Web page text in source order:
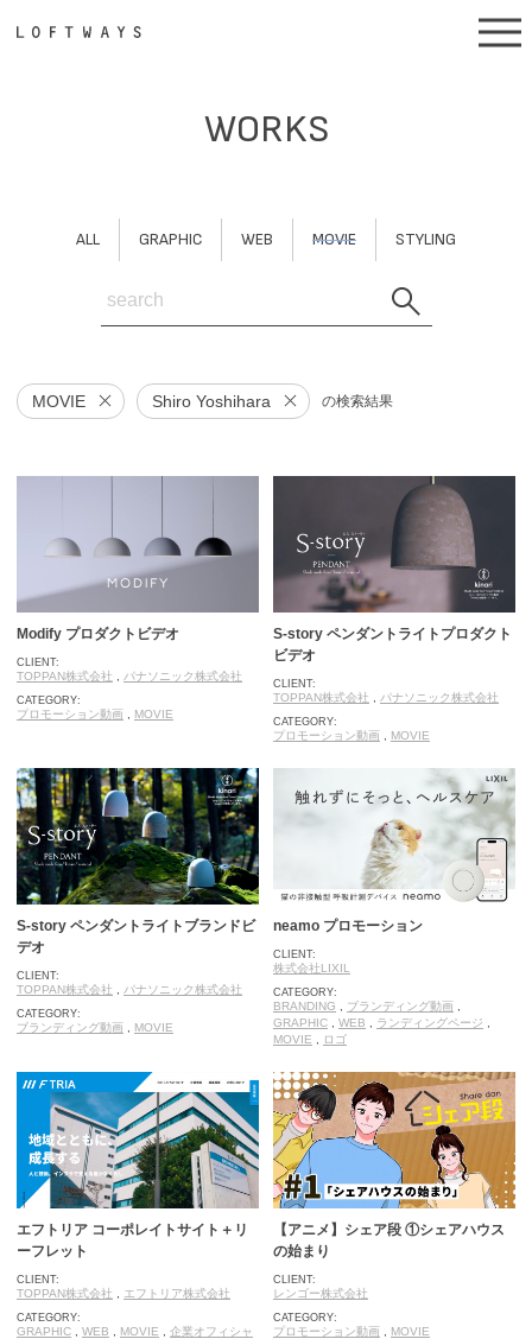
WORKS
ALL GRAPHIC WEB MOVIE STYLING
MOVIE Shiro Yoshihara の検索結果
Modify プロダクトビデオ
CLIENT:
TOPPAN株式会社 パナソニック株式会社
CATEGORY:
プロモーション動画 MOVIE
S-story ペンダントライトプロダクト
ビデオ
CLIENT:
TOPPAN株式会社 パナソニック株式会社
CATEGORY:
プロモーション動画 MOVIE
S-story ペンダントライトブランドビ
デオ
CLIENT:
TOPPAN株式会社 パナソニック株式会社
CATEGORY:
ブランディング動画 MOVIE
neamo プロモーション
CLIENT:
株式会社LIXIL
CATEGORY:
BRANDING ブランディング動画
GRAPHIC
WEB ランディングページ
MOVIE
ロゴ
エフトリア コーポレイトサイト＋リ
ーフレット
CLIENT:
TOPPAN株式会社 エフトリア株式会社
CATEGORY:
GRAPHIC WEB MOVIE
企業オフィシャ
【アニメ】シェア段 ①シェアハウス
の始まり
CLIENT:
レンゴー株式会社
CATEGORY:
プロモーション動画 MOVIE